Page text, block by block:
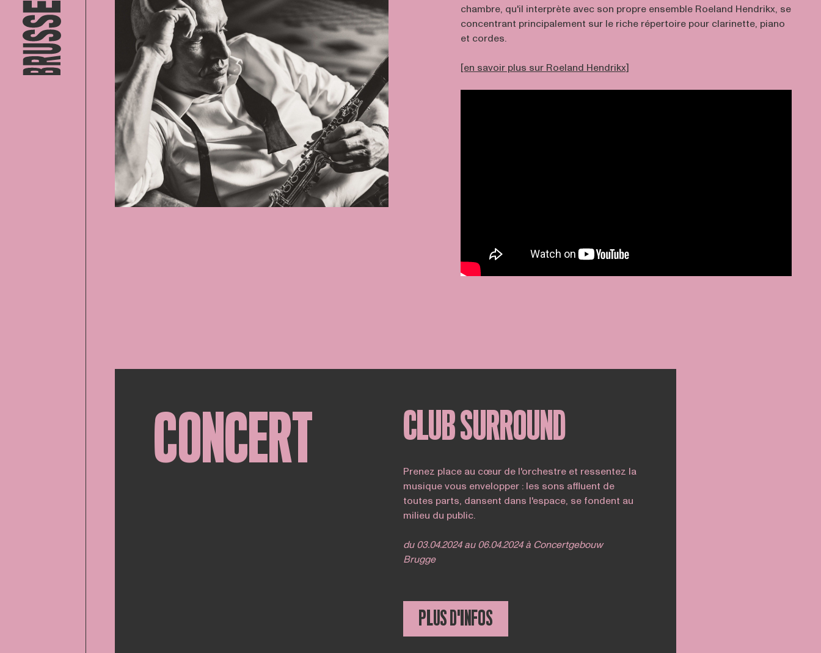
chambre, qu'il interprète avec son propre ensemble Roeland Hendrikx, se
concentrant principalement sur le riche répertoire pour clarinette, piano
et cordes.
[en savoir plus sur Roeland Hendrikx]
CONCERT CLUB SURROUND
Prenez place au cœur de l'orchestre et ressentez la
musique vous envelopper : les sons affluent de
toutes parts, dansent dans l'espace, se fondent au
milieu du public.
du 03.04.2024 au 06.04.2024 à Concertgebouw
Brugge
PLUS D'INFOS